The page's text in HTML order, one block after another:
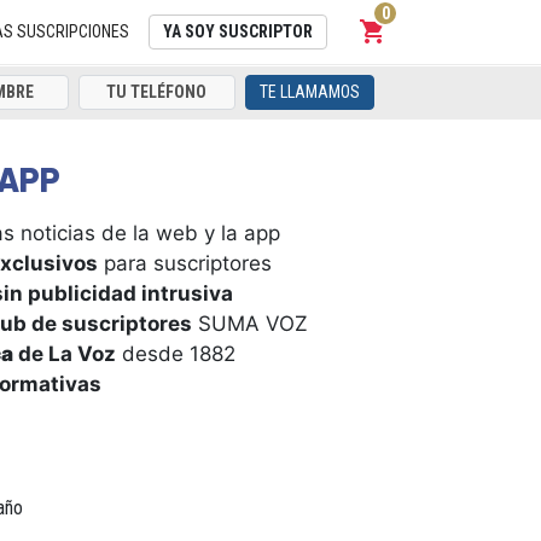
SUSCRIPCIONES YA SOY SUSCRIPTOR shopping_cart
Carrito
0
TE LLAMAMOS
noticias de la web y la app
para suscriptores
publicidad intrusiva
de suscriptores SUMA VOZ
de La Voz desde 1882